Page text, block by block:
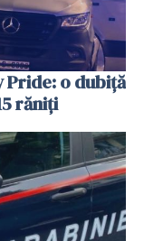
Pride: o dubiță
răniți